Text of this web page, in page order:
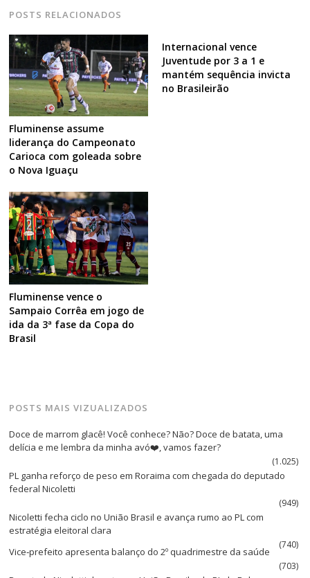
POSTS RELACIONADOS
Fluminense assume
liderança do Campeonato
Carioca com goleada sobre
o Nova Iguaçu
Internacional vence
Juventude por 3 a 1 e
mantém sequência invicta
no Brasileirão
Fluminense vence o
Sampaio Corrêa em jogo de
ida da 3ª fase da Copa do
Brasil
POSTS MAIS VIZUALIZADOS
Doce de marrom glacê! Você conhece? Não? Doce de batata, uma
delícia e me lembra da minha avó❤️, vamos fazer?
(1.025)
PL ganha reforço de peso em Roraima com chegada do deputado
federal Nicoletti
(949)
Nicoletti fecha ciclo no União Brasil e avança rumo ao PL com
estratégia eleitoral clara
(740)
Vice‑prefeito apresenta balanço do 2º quadrimestre da saúde
(703)